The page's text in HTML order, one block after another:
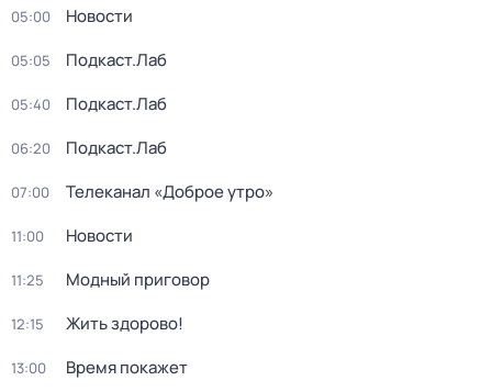
05:00 Новости
05:05 Подкаст.Лаб
05:40 Подкаст.Лаб
06:20 Подкаст.Лаб
07:00 Телеканал «Доброе утро»
11:00 Новости
11:25 Модный приговор
12:15 Жить здорово!
13:00 Время покажет